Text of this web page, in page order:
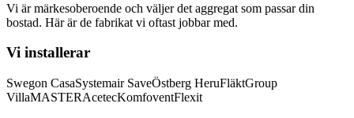
Vi är märkesoberoende och väljer det aggregat som passar din
bostad. Här är de fabrikat vi oftast jobbar med.
Vi installerar
Swegon CasaSystemair SaveÖstberg HeruFläktGroup
VillaMASTERAcetecKomfoventFlexit